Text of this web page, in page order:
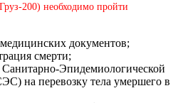
200) необходимо пройти
документов;
смерти;
Эпидемиологической
на перевозку тела умершего в